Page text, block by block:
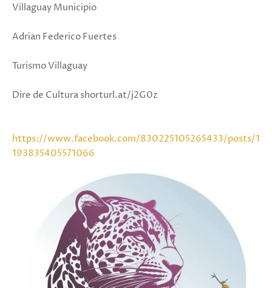
Villaguay Municipio
Adrian Federico Fuertes
Turismo Villaguay
Dire de Cultura shorturl.at/j2G0z
https://www.facebook.com/830225105265433/posts/1
193835405571066